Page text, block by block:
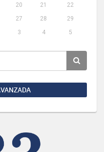
20 21
22
27 28
29
3 4 5